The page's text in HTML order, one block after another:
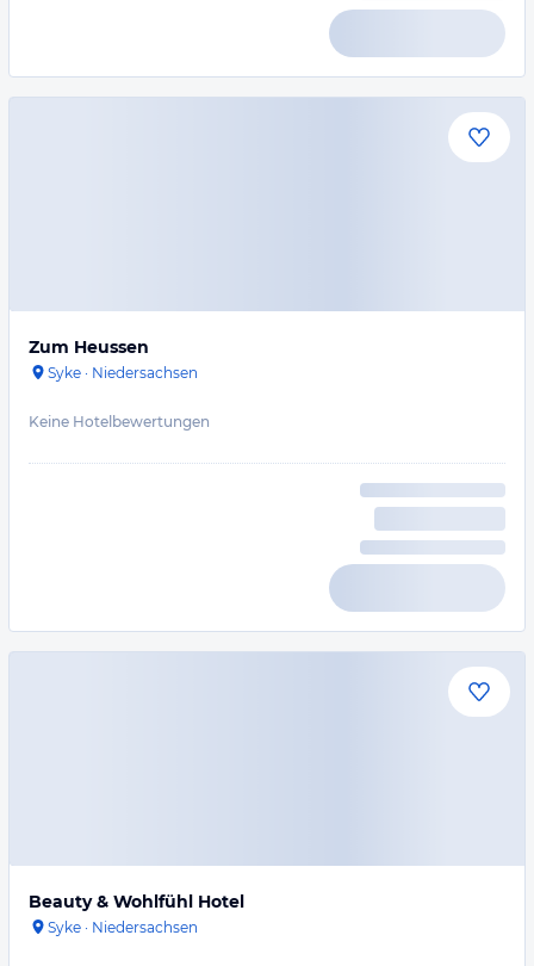
Zum Heussen
Syke · Niedersachsen
Keine Hotelbewertungen
Beauty & Wohlfühl Hotel
Syke · Niedersachsen